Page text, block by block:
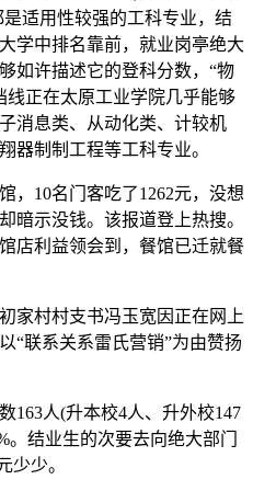
适用性较强的工科专业，结
学中排名靠前，就业岗亭绝大
如许描述它的登科分数，“物
线正在太原工业学院几乎能够
消息类、从动化类、计较机
器制制工程等工科专业。
10名门客吃了1262元，没想
暗示没钱。该报道登上热搜。
店利益领会到，餐馆已迁就餐
村村支书冯玉宽因正在网上
“联系关系雷氏营销”为由赞扬
人(升本校4人、升外校147
。结业生的次要去向绝大部门
少少。